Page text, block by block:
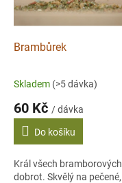
Brambůrek
Skladem (>5 dávka)
60 Kč / dávka
Do košíku
Král všech bramborových
dobrot. Skvělý na pečené,